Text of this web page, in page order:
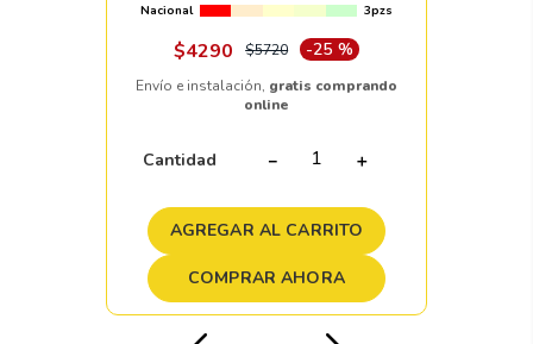
Nacional
3pzs
$4290 $5720 -25 %
Envío e instalación, gratis comprando
online
Cantidad ＋
－
AGREGAR AL CARRITO
COMPRAR AHORA